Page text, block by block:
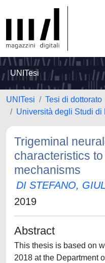
UNITesi
UNITesi
Tesi di dottorato
Università degli Studi di
Trigeminal
characteristics
mechanisms
DI STEFANO,
2019
Abstract
This thesis is based on
2018 at the Department